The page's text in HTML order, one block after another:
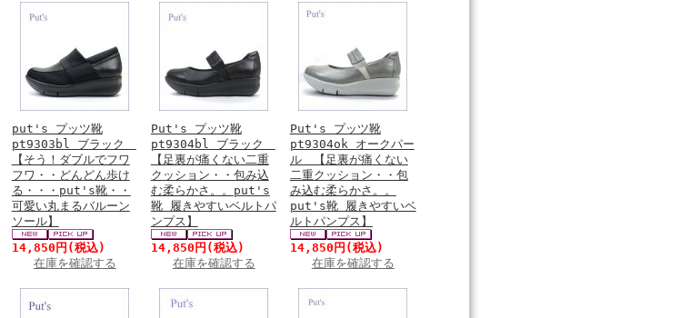
put's プッツ靴
pt9303bl ブラック
【そう！ダブルでフワ
フワ・・どんどん歩け
る・・・put's靴・・
可愛い丸まるバルーン
ソール】
14,850円 (税込)
在庫を確認する
Put's プッツ靴
pt9304bl ブラック
【足裏が痛くない二重
クッション・・包み込
む柔らかさ。。put's
靴 履きやすいベルトパ
ンプス】
14,850円 (税込)
在庫を確認する
Put's プッツ靴
pt9304ok オークパー
ル 【足裏が痛くない
二重クッション・・包
み込む柔らかさ。。
put's靴 履きやすいベ
ルトパンプス】
14,850円 (税込)
在庫を確認する